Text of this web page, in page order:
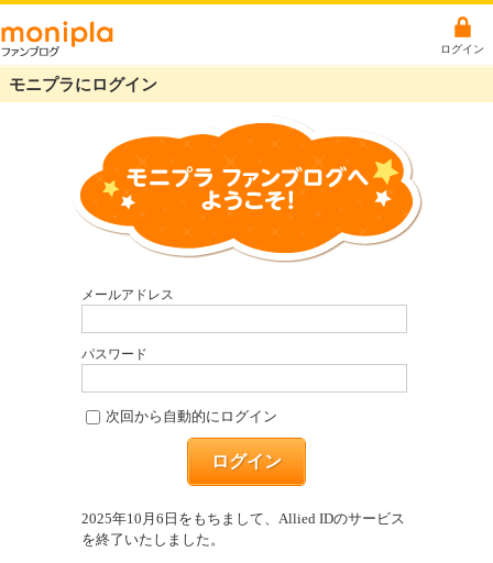
ログイン
モニプラにログイン
メールアドレス
パスワード
次回から自動的にログイン
ログイン
2025年10月6日をもちまして、Allied IDのサービス
を終了いたしました。